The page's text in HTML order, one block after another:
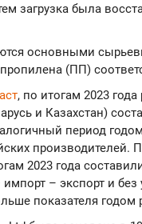
загрузка была
основными
(ПП)
, по итогам 2023
и Казахстан)
период
производителей.
2023 года
– экспорт и без
показателя годом